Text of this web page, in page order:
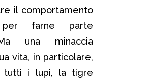
il comportamento
farne parte
una minaccia
vita, in particolare,
tutti i lupi, la tigre